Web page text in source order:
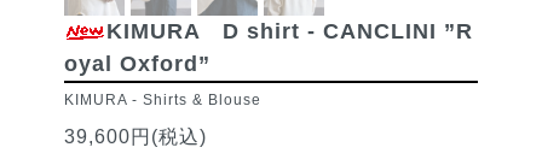
KIMURA D shirt - CANCLINI ”R
oyal Oxford”
KIMURA -Shirts & Blouse
39,600円(税込)